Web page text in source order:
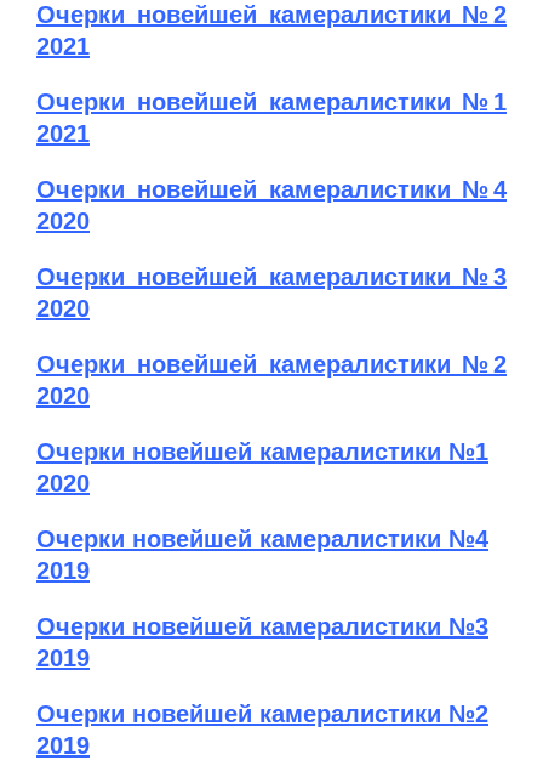
Очерки новейшей камералистики №2
2021
Очерки новейшей камералистики №1
2021
Очерки новейшей камералистики №4
2020
Очерки новейшей камералистики №3
2020
Очерки новейшей камералистики №2
2020
Очерки новейшей камералистики №1
2020
Очерки новейшей камералистики №4
2019
Очерки новейшей камералистики №3
2019
Очерки новейшей камералистики №2
2019